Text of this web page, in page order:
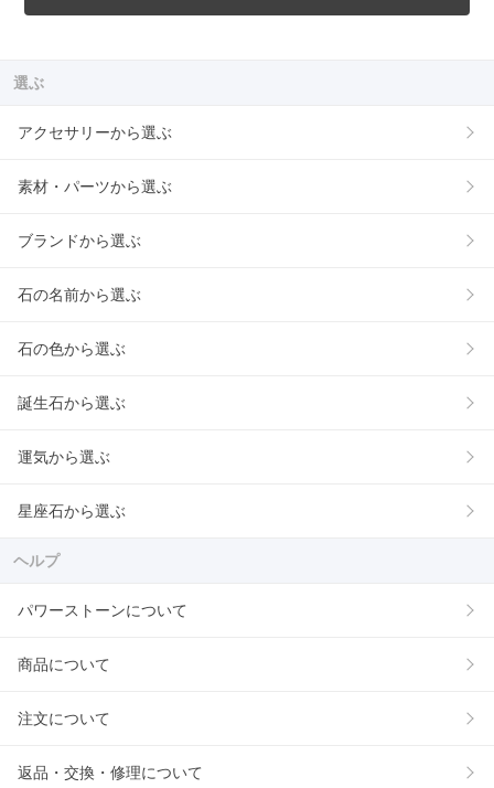
選ぶ
アクセサリーから選ぶ
素材・パーツから選ぶ
ブランドから選ぶ
石の名前から選ぶ
石の色から選ぶ
誕生石から選ぶ
運気から選ぶ
星座石から選ぶ
ヘルプ
パワーストーンについて
商品について
注文について
返品・交換・修理について